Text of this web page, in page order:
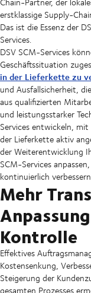
erstklassige Supply-
Das ist die Essenz der
Services.
DSV SCM-Services
Geschäftssituation
in der Lieferkette zu
und Ausfallsicherheit,
aus qualifizierten
und leistungsstarker
Services entwickeln,
der Lieferkette aktiv
der Weiterentwicklung
SCM-Services
kontinuierlich
Mehr
Kontrolle
Effektives
Kostensenkung,
Steigerung der
gesamten Prozesses